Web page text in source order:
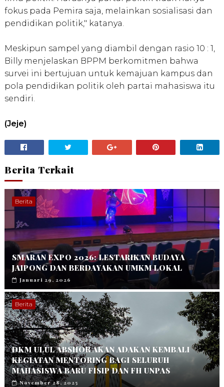
fokus pada Pemira saja, melainkan sosialisasi dan
pendidikan politik," katanya.
Meskipun sampel yang diambil dengan rasio 10 : 1,
Billy menjelaskan BPPM berkomitmen bahwa
survei ini bertujuan untuk kemajuan kampus dan
pola pendidikan politik oleh partai mahasiswa itu
sendiri.
(Jeje)
Berita Terkait
Berita
SMARAN EXPO 2026: LESTARIKAN BUDAYA
JAIPONG DAN BERDAYAKAN UMKM LOKAL
Januari 29, 2026
Berita
DKM ULUL ABSHOR AKAN ADAKAN KEMBALI
KEGIATAN MENTORING BAGI SELURUH
MAHASISWA BARU FISIP DAN FH UNPAS
November 28, 2025